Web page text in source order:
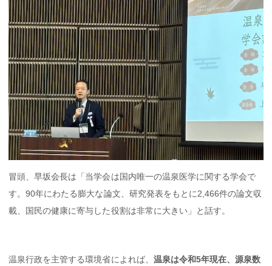
冒頭、早坂会長は「当学会は国内唯一の温泉医学に関する学会で
す。90年にわたる膨大な論文、研究発表をもとに2,466件の論文収
載、国民の健康に寄与した役割は非常に大きい」と話す。
温泉行政を主管する環境省によれば、 温泉は令和5年現在、源泉数